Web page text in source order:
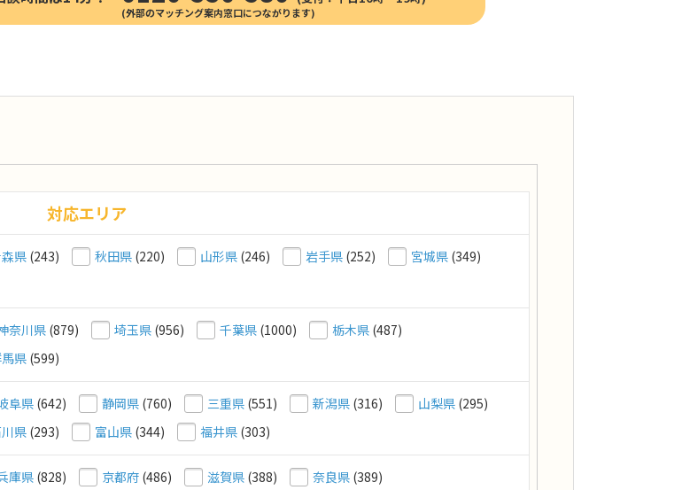
対応エリア
県 (243) 秋田県 (220) 山形県 (246) 岩手県 (252) 宮城県 (349)
奈川県 (879) 埼玉県 (956) 千葉県 (1000) 栃木県 (487)
県 (599)
阜県 (642) 静岡県 (760) 三重県 (551) 新潟県 (316) 山梨県 (295)
県 (293) 富山県 (344) 福井県 (303)
庫県 (828) 京都府 (486) 滋賀県 (388) 奈良県 (389)